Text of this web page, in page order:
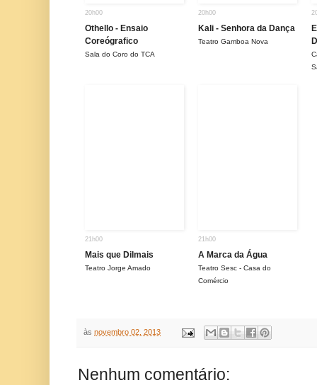
20h00
Othello - Ensaio
Coreógrafico
Sala do Coro do TCA
20h00
Kali - Senhora da Dança
Teatro Gamboa Nova
21h00
Mais que Dilmais
Teatro Jorge Amado
21h00
A Marca da Água
Teatro Sesc - Casa do
Comércio
às novembro 02, 2013
Nenhum comentário: